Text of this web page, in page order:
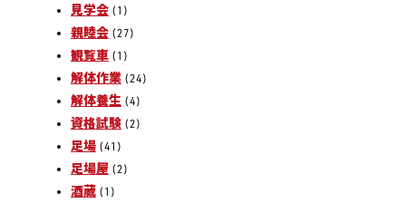
見学会 (1)
親睦会 (27)
観覧車 (1)
解体作業 (24)
解体養生 (4)
資格試験 (2)
足場 (41)
足場屋 (2)
酒蔵 (1)